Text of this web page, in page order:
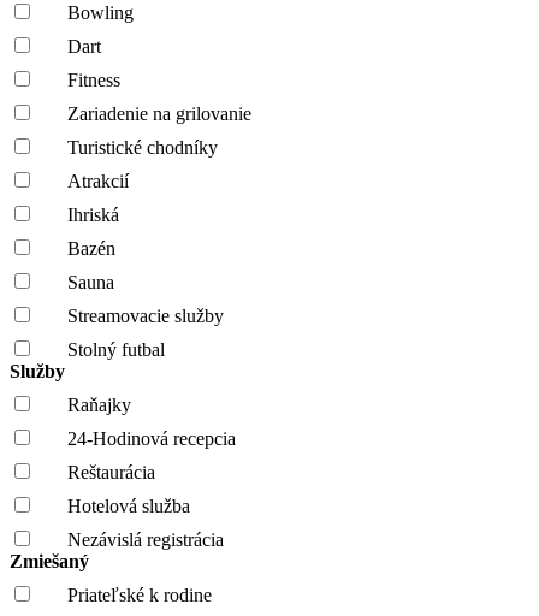
Bowling
Dart
Fitness
Zariadenie na grilovanie
Turistické chodníky
Atrakcií
Ihriská
Bazén
Sauna
Streamovacie služby
Stolný futbal
Služby
Raňajky
24-Hodinová recepcia
Reštaurácia
Hotelová služba
Nezávislá registrácia
Zmiešaný
Priateľské k rodine